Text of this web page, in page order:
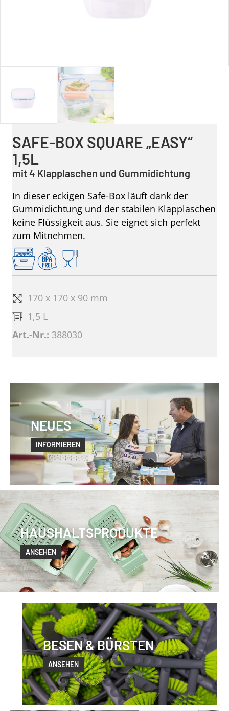
SAFE-BOX SQUARE „EASY“
1,5L
mit 4 Klapplaschen und Gummidichtung
In dieser eckigen Safe-Box läuft dank der
Gummidichtung und der stabilen Klapplaschen
keine Flüssigkeit aus. Sie eignet sich perfekt
zum Mitnehmen.
170 x 170 x 90 mm
1,5 L
Art.-Nr.: 388030
NEUES
INFORMIEREN
HAUSHALTSPRODUKTE
ANSEHEN
BESEN & BÜRSTEN
ANSEHEN